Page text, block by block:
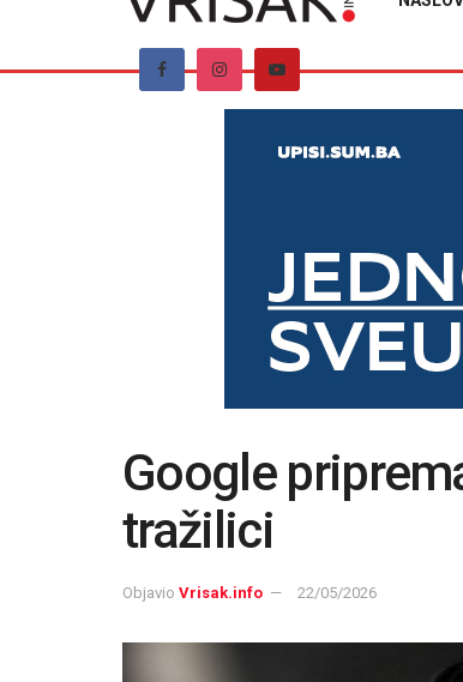
Google
tražilici
Objavio Vrisak.info 22/05/2026